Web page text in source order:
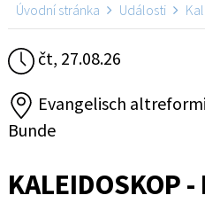
Úvodní stránka Události
čt, 27.08.26
Evangelisch
Bunde
KALEIDOSKOP